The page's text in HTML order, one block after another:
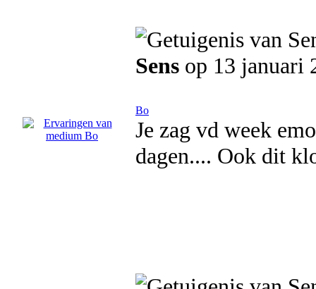
Sens op 13 januari
Bo
Je zag vd week
dagen.... Ook dit